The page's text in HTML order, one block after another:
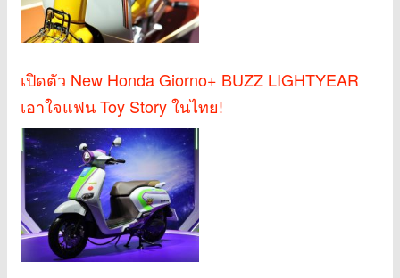
เปิดตัว New Honda Giorno+ BUZZ LIGHTYEAR
เอาใจแฟน Toy Story ในไทย!